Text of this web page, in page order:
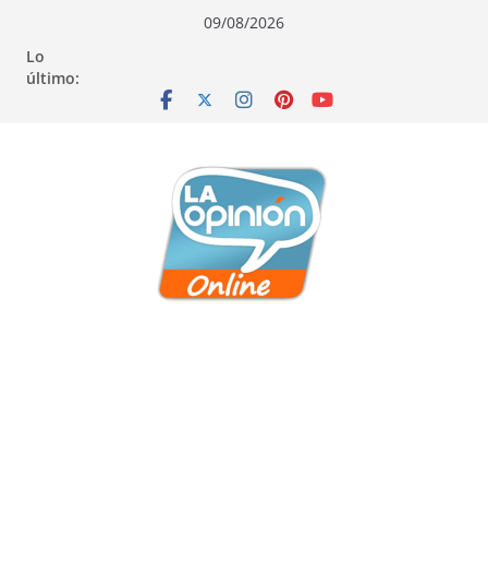
contenido
navegación
contenido
09/08/2026
Lo
último: